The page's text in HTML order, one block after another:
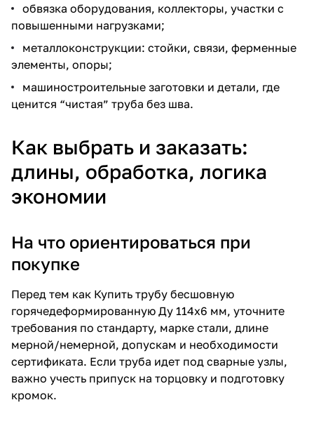
обвязка оборудования, коллекторы, участки с
повышенными нагрузками;
металлоконструкции: стойки, связи, ферменные
элементы, опоры;
машиностроительные заготовки и детали, где
ценится “чистая” труба без шва.
Как выбрать и заказать:
длины, обработка, логика
экономии
На что ориентироваться при
покупке
Перед тем как Купить трубу бесшовную
горячедеформированную Ду 114х6 мм, уточните
требования по стандарту, марке стали, длине
мерной/немерной, допускам и необходимости
сертификата. Если труба идет под сварные узлы,
важно учесть припуск на торцовку и подготовку
кромок.